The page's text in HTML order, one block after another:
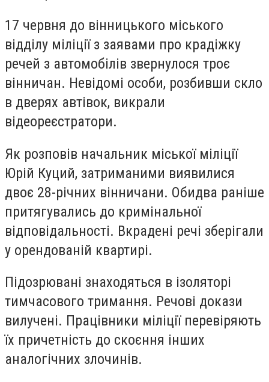
17 червня до вінницького міського
відділу міліції з заявами про крадіжку
речей з автомобілів звернулося троє
вінничан. Невідомі особи, розбивши скло
в дверях автівок, викрали
відеореєстратори.
Як розповів начальник міської міліції
Юрій Куций, затриманими виявилися
двоє 28-річних вінничани. Обидва раніше
притягувались до кримінальної
відповідальності. Вкрадені речі зберігали
у орендованій квартирі.
Підозрювані знаходяться в ізоляторі
тимчасового тримання. Речові докази
вилучені. Працівники міліції перевіряють
їх причетність до скоєння інших
аналогічних злочинів.